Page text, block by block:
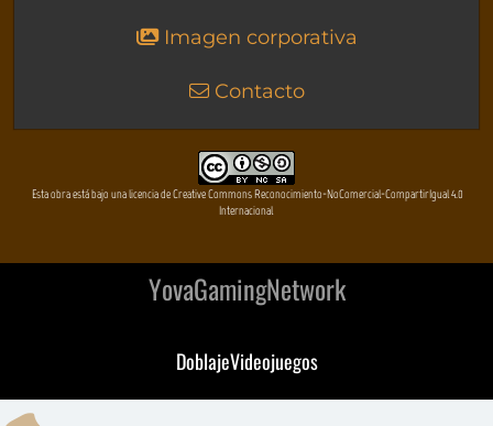
Imagen corporativa
Contacto
Esta obra está bajo una licencia de Creative Commons Reconocimiento-NoComercial-CompartirIgual 4.0
Internacional
YovaGamingNetwork
DoblajeVideojuegos